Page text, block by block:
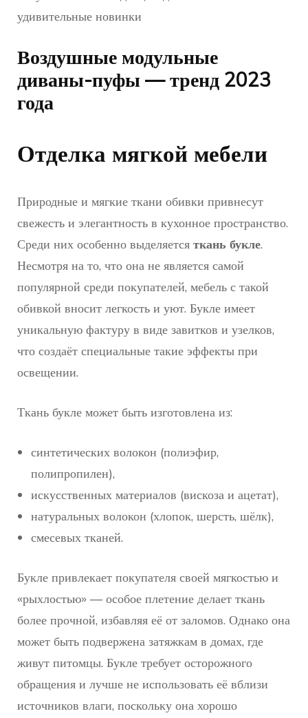
Воздушные модульные
диваны-пуфы — тренд 2023
года
Отделка мягкой мебели
Природные и мягкие ткани обивки привнесут
свежесть и элегантность в кухонное пространство.
Среди них особенно выделяется ткань букле.
Несмотря на то, что она не является самой
популярной среди покупателей, мебель с такой
обивкой вносит легкость и уют. Букле имеет
уникальную фактуру в виде завитков и узелков,
что создаёт специальные такие эффекты при
освещении.
Ткань букле может быть изготовлена из:
синтетических волокон (полиэфир,
полипропилен),
искусственных материалов (вискоза и ацетат),
натуральных волокон (хлопок, шерсть, шёлк),
смесевых тканей.
Букле привлекает покупателя своей мягкостью и
«рыхлостью» — особое плетение делает ткань
более прочной, избавляя её от заломов. Однако она
может быть подвержена затяжкам в домах, где
живут питомцы. Букле требует осторожного
обращения и лучше не использовать её вблизи
источников влаги, поскольку она хорошо